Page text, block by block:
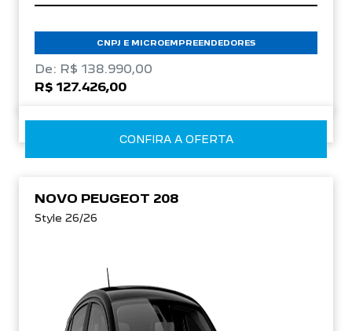
CNPJ E MICROEMPREENDEDORES
De: R$ 138.990,00
R$ 127.426,00
CONFIRA A OFERTA
NOVO PEUGEOT 208
Style 26/26